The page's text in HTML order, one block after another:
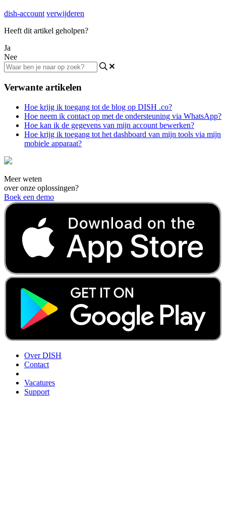
dish-account verwijderen
Heeft dit artikel geholpen?
Ja
Nee
Verwante artikelen
Hoe krijg ik toegang tot de blog op DISH .co?
Hoe neem ik contact op met de ondersteuning via WhatsApp?
Hoe kan ik de gegevens van mijn account bewerken?
Hoe krijg ik toegang tot het dashboard van mijn tools via mijn
mobiele apparaat?
Meer weten
over onze oplossingen?
Boek een demo
Over DISH
Contact
Vacatures
Support